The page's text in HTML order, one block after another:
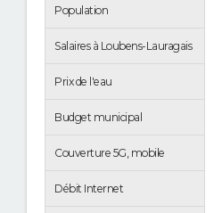
Population
Salaires à Loubens-Lauragais
Prix de l'eau
Budget municipal
Couverture 5G, mobile
Débit Internet